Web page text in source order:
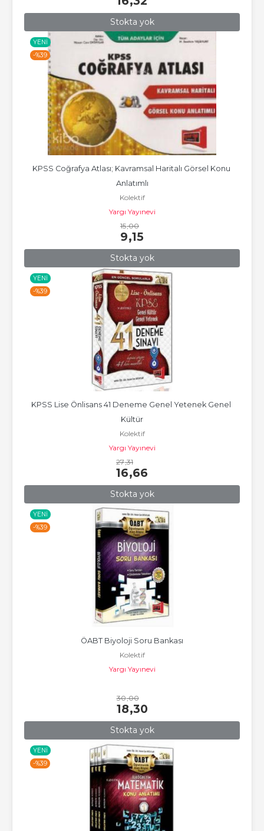
Stokta yok
YENI
-%39
Stokta yok
KPSS Coğrafya Atlası; Kavramsal Haritalı Görsel Konu
Anlatımlı
Kolektif
Yargı Yayınevi
15,00
9,15
YENI
-%39
Stokta yok
KPSS Lise Önlisans 41 Deneme Genel Yetenek Genel
Kültür
Kolektif
Yargı Yayınevi
27,31
16,66
YENI
-%39
Stokta yok
ÖABT Biyoloji Soru Bankası
Kolektif
Yargı Yayınevi
30,00
18,30
YENI
-%39